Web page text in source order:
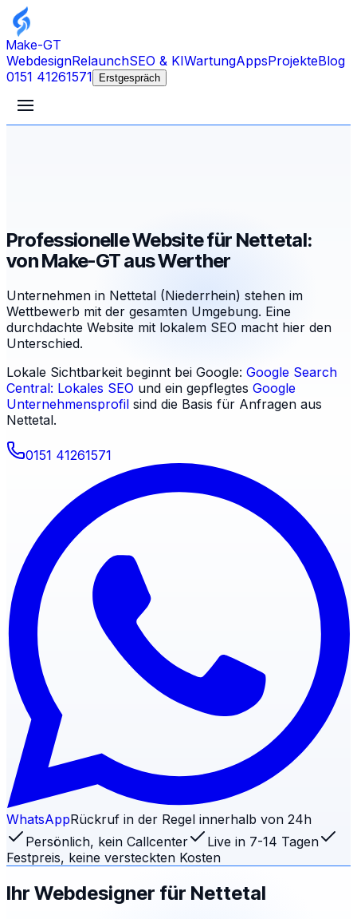
Make-GT
WebdesignRelaunchSEO & KIWartungAppsProjekteBlog
0151 41261571
Erstgespräch
Professionelle Website für Nettetal:
von Make-GT aus Werther
Unternehmen in Nettetal (Niederrhein) stehen im
Wettbewerb mit der gesamten Umgebung. Eine
durchdachte Website mit lokalem SEO macht hier den
Unterschied.
Lokale Sichtbarkeit beginnt bei Google: Google Search
Central: Lokales SEO und ein gepflegtes Google
Unternehmensprofil sind die Basis für Anfragen aus
Nettetal.
0151 41261571
WhatsAppRückruf in der Regel innerhalb von 24h
Persönlich, kein Callcenter
Live in 7-14 Tagen
Festpreis, keine versteckten Kosten
Ihr Webdesigner für Nettetal